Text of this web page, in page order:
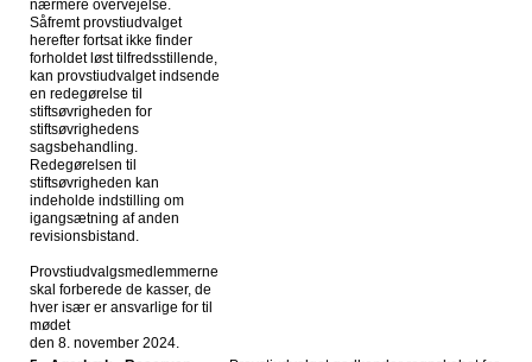
nærmere overvejelse.
Såfremt provstiudvalget
herefter fortsat ikke finder
forholdet løst tilfredsstillende,
kan provstiudvalget indsende
en redegørelse til
stiftsøvrigheden for
stiftsøvrighedens
sagsbehandling.
Redegørelsen til
stiftsøvrigheden kan
indeholde indstilling om
igangsætning af anden
revisionsbistand.
Provstiudvalgsmedlemmerne
skal forberede de kasser, de
hver især er ansvarlige for til
mødet
den 8. november 2024.